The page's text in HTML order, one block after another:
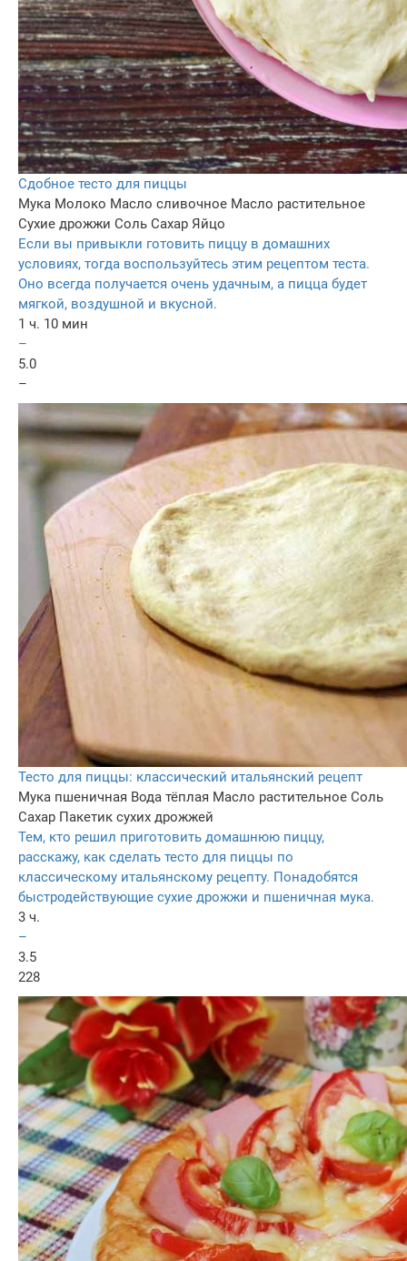
Сдобное тесто для пиццы
Мука Молоко Масло сливочное Масло растительное
Сухие дрожжи Соль Сахар Яйцо
Если вы привыкли готовить пиццу в домашних
условиях, тогда воспользуйтесь этим рецептом теста.
Оно всегда получается очень удачным, а пицца будет
мягкой, воздушной и вкусной.
1 ч. 10 мин
–
5.0
–
Тесто для пиццы: классический итальянский рецепт
Мука пшеничная Вода тёплая Масло растительное Соль
Сахар Пакетик сухих дрожжей
Тем, кто решил приготовить домашнюю пиццу,
расскажу, как сделать тесто для пиццы по
классическому итальянскому рецепту. Понадобятся
быстродействующие сухие дрожжи и пшеничная мука.
3 ч.
–
3.5
228